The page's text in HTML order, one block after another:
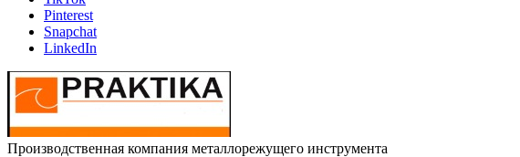
Pinterest
Snapchat
LinkedIn
Производственная компания металлорежущего инструмента